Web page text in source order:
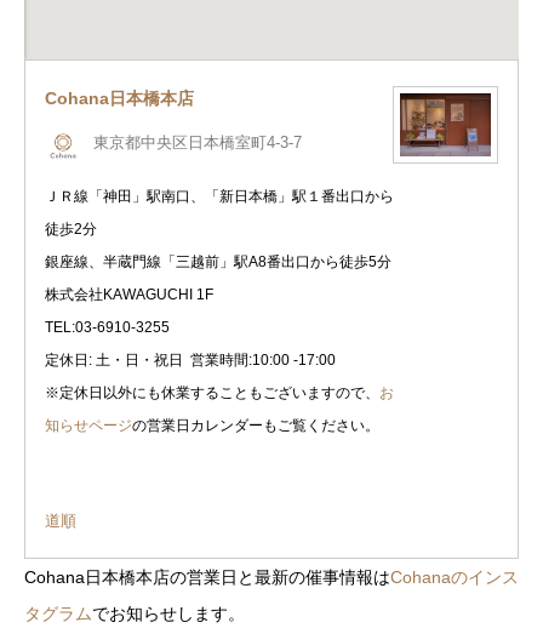
Cohana日本橋本店
東京都中央区日本橋室町4-3-7
ＪＲ線「神田」駅南口、「新日本橋」駅１番出口から
徒歩2分
銀座線、半蔵門線「三越前」駅A8番出口から徒歩5分
株式会社KAWAGUCHI 1F
TEL:03-6910-3255​
定休日: 土・日・祝日 営業時間:10:00 -17:00
※定休日以外にも休業することもございますので、 お
知らせページの営業日カレンダーもご覧ください。
道順
Cohana日本橋本店の営業日と最新の催事情報はCohanaのインス
タグラムでお知らせします。